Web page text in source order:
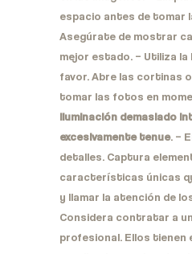
espacio antes de
Asegúrate de mostrar
mejor estado. – Utiliza
favor. Abre las cortinas
tomar las fotos en
iluminación demasiado
excesivamente tenue. –
detalles. Captura
características únicas
y llamar la atención de
Considera contratar a
profesional. Ellos tienen